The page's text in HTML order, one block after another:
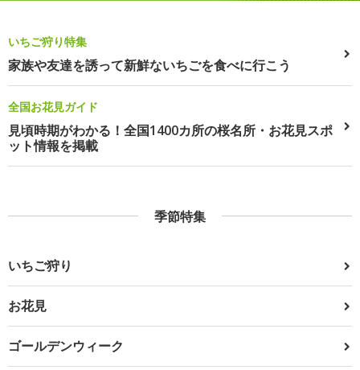
いちご狩り特集
家族や友達を誘って新鮮ないちごを食べに行こう
全国お花見ガイド
見頃時期がわかる！全国1400カ所の桜名所・お花見スポ
ット情報を掲載
季節特集
いちご狩り
お花見
ゴールデンウィーク